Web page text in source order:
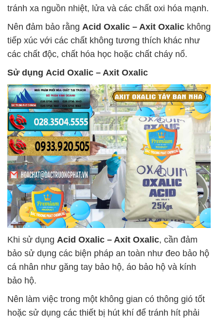
tránh xa nguồn nhiệt, lửa và các chất oxi hóa mạnh.
Nên đảm bảo rằng Acid Oxalic – Axit Oxalic không
tiếp xúc với các chất không tương thích khác như
các chất độc, chất hóa học hoặc chất cháy nổ.
Sử dụng Acid Oxalic – Axit Oxalic
Khi sử dụng Acid Oxalic – Axit Oxalic, cần đảm
bảo sử dụng các biện pháp an toàn như đeo bảo hộ
cá nhân như găng tay bảo hộ, áo bảo hộ và kính
bảo hộ.
Nên làm việc trong một không gian có thông gió tốt
hoặc sử dụng các thiết bị hút khí để tránh hít phải